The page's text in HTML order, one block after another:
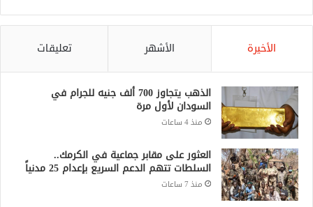
الأخيرة الأشهر تعليقات
الذهب يتجاوز 700 ألف جنيه للجرام في
السودان لأول مرة
منذ 4 ساعات
العثور على مقابر جماعية في الكرمك..
السلطات تتهم الدعم السريع بإعدام 25 مدنياً
منذ 7 ساعات